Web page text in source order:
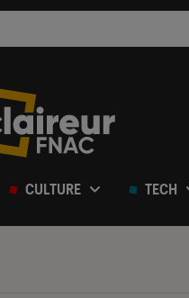
CULTURE TECH